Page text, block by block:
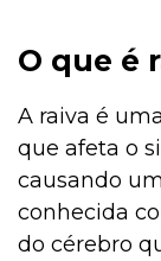
O que é
A raiva é
que afeta o
causando
conhecida
do cérebro